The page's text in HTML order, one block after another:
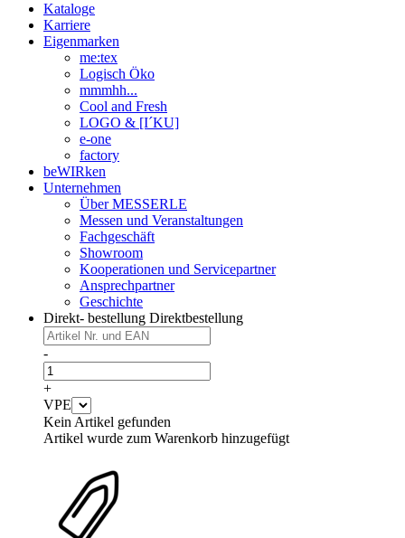
Kataloge
Karriere
Eigenmarken
me:tex
Logisch Öko
mmmhh...
Cool and Fresh
LOGO & [I´KU]
e-one
factory
beWIRken
Unternehmen
Über MESSERLE
Messen und Veranstaltungen
Fachgeschäft
Showroom
Kooperationen und Servicepartner
Ansprechpartner
Geschichte
Direkt- bestellung Direktbestellung
-
+
VPE
Kein Artikel gefunden
Artikel wurde zum Warenkorb hinzugefügt